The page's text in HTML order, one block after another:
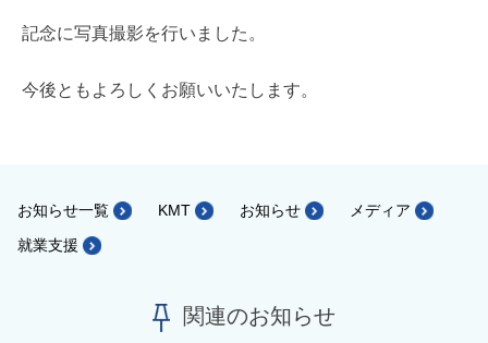
記念に写真撮影を行いました。
今後ともよろしくお願いいたします。
お知らせ一覧 KMT お知らせ
メディア
就業支援
関連のお知らせ